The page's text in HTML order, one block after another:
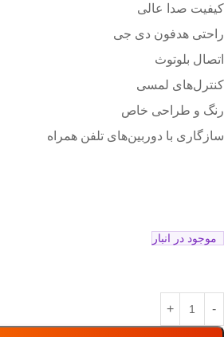
کیفیت صدا عالی
راحتی هدفون دی جی
اتصال بلوتوث
کنترل‌های لمسی
رنگ و طراحی خاص
سازگاری با دوربین‌های تلفن همراه
موجود در انبار